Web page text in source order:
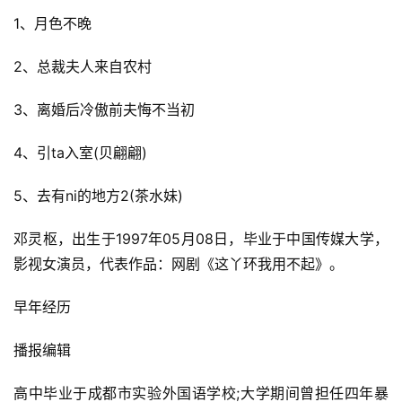
1、月色不晚
2、总裁夫人来自农村
3、离婚后冷傲前夫悔不当初
4、引ta入室(贝翩翩)
5、去有ni的地方2(茶水妹)
邓灵枢，出生于1997年05月08日，毕业于中国传媒大学，
影视女演员，代表作品：网剧《这丫环我用不起》。
早年经历
播报编辑
高中毕业于成都市实验外国语学校;大学期间曾担任四年暴